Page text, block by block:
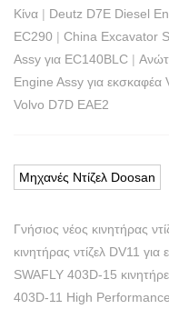
Κίνα | Deutz D7E Diesel
EC290 | China Excavator
Assy για EC140BLC |
Engine Assy για
Volvo D7D EAE2
Μηχανές Ντίζελ Doosan
Γνήσιος νέος κινητήρας
κινητήρας ντίζελ DV11
SWAFLY 403D-15
403D-11 High Performance